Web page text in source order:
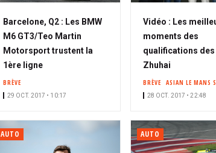
Barcelone, Q2 : Les BMW
M6 GT3/Teo Martin
Motorsport trustent la
1ère ligne
BRÈVE
29 OCT. 2017 • 10:17
Vidéo : Les
moments des
qualifications des
Zhuhai
BRÈVE ASIAN LE MANS
28 OCT. 2017 • 22:48
AUTO AUTO